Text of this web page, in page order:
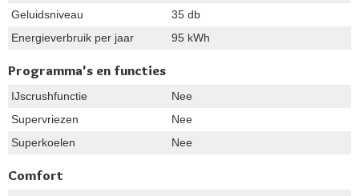
Geluidsniveau
35 db
Energieverbruik per jaar
95 kWh
Programma's en functies
IJscrushfunctie
Nee
Supervriezen
Nee
Superkoelen
Nee
Comfort